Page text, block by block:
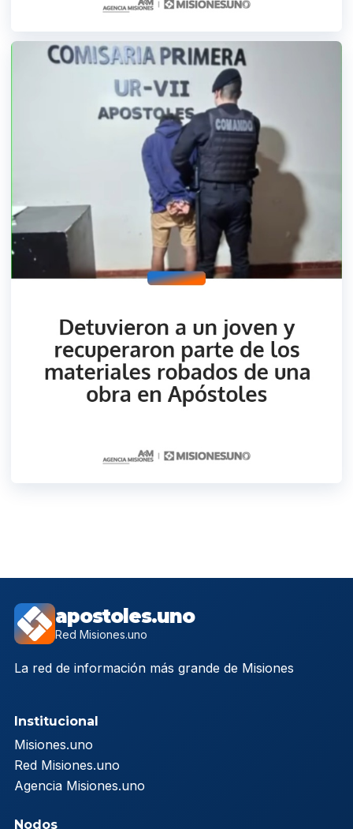
apostoles.uno
Red Misiones.uno
La red de información más grande de Misiones
Institucional
Misiones.uno
Red Misiones.uno
Agencia Misiones.uno
Nodos